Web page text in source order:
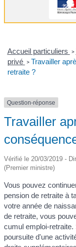
Accueil particuliers >
privé > Travailler
retraite ?
Question-réponse
Travailler
Vérifié le 20/03/2019 -
(Premier ministre)
Vous pouvez
pension de retraite à
votre année de
de retraite, vous
cumul emploi-
poursuite d'une